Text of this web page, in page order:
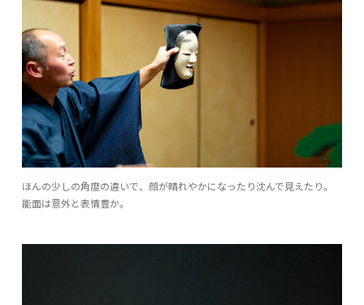
ほんの少しの角度の違いで、顔が晴れやかになったり沈んで見えたり。
能面は意外と表情豊か。